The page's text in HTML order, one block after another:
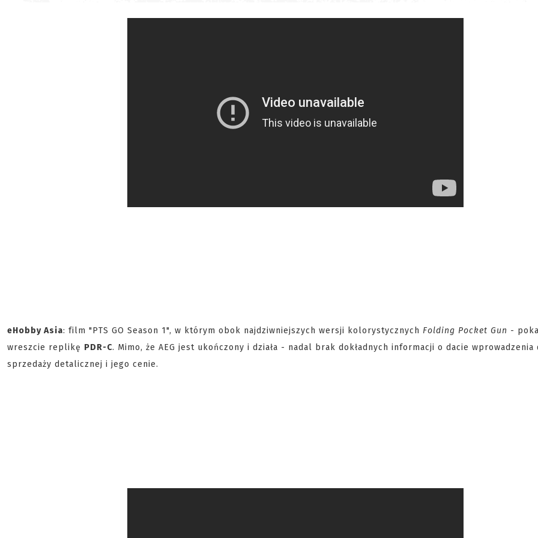
eHobby Asia: film "PTS GO Season 1", w którym obok najdziwniejszych wersji kolorystycznych Folding Pocket Gun -
wreszcie replikę PDR-C. Mimo, że AEG jest ukończony i działa - nadal brak dokładnych informacji o dacie wprowadzenia
sprzedaży detalicznej i jego cenie.